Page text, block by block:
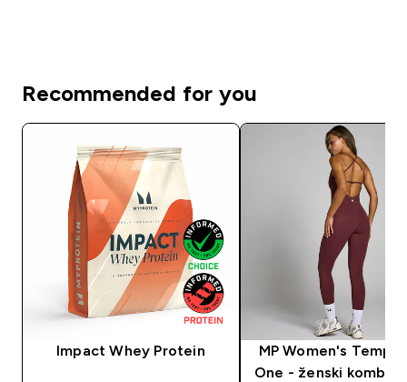
Recommended for you
Impact Whey Protein
MP Women's Tempo
One - ženski